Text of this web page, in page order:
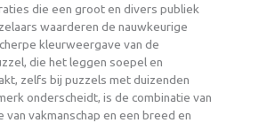
die een groot en divers publiek
waarderen de nauwkeurige
kleurweergave van de
die het leggen soepel en
zelfs bij puzzels met duizenden
onderscheidt, is de combinatie van
van vakmanschap en een breed en